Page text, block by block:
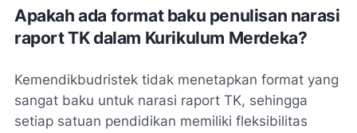
Apakah ada format baku penulisan narasi
raport TK dalam Kurikulum Merdeka?
Kemendikbudristek tidak menetapkan format yang
sangat baku untuk narasi raport TK, sehingga
setiap satuan pendidikan memiliki fleksibilitas